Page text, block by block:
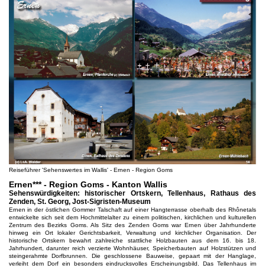
Reiseführer 'Sehenswertes im Wallis' - Ernen - Region Goms
Ernen*** - Region Goms - Kanton Wallis
Sehenswürdigkeiten: historischer Ortskern, Tellenhaus, Rathaus des
Zenden, St. Georg, Jost-Sigristen-Museum
Ernen in der östlichen Gommer Talschaft auf einer Hangterrasse oberhalb des Rhônetals
entwickelte sich seit dem Hochmittelalter zu einem politischen, kirchlichen und kulturellen
Zentrum des Bezirks Goms. Als Sitz des Zenden Goms war Ernen über Jahrhunderte
hinweg ein Ort lokaler Gerichtsbarkeit, Verwaltung und kirchlicher Organisation. Der
historische Ortskern bewahrt zahlreiche stattliche Holzbauten aus dem 16. bis 18.
Jahrhundert, darunter reich verzierte Wohnhäuser, Speicherbauten auf Holzstützen und
steingerahmte Dorfbrunnen. Die geschlossene Bauweise, gepaart mit der Hanglage,
verleiht dem Dorf ein besonders eindrucksvolles Erscheinungsbild. Das Tellenhaus im